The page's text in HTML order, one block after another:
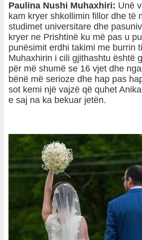
Paulina Nushi Muhaxhiri: Unë
kam kryer shkollimin fillor dhe të
studimet universitare dhe
kryer ne Prishtinë ku më pas u
punësimit erdhi takimi me burrin
Muhaxhirin i cili gjithashtu është
për më shumë se 16 vjet dhe
bënë më serioze dhe hap pas
sot kemi një vajzë që quhet
e saj na ka bekuar jetën.